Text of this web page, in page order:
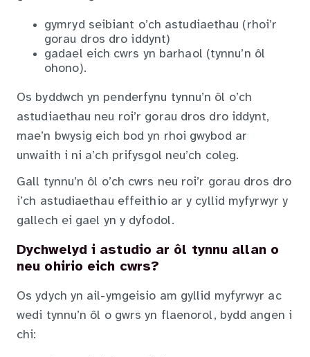
gymryd seibiant o’ch astudiaethau (rhoi’r
gorau dros dro iddynt)
gadael eich cwrs yn barhaol (tynnu’n ôl
ohono).
Os byddwch yn penderfynu tynnu’n ôl o’ch
astudiaethau neu roi’r gorau dros dro iddynt,
mae’n bwysig eich bod yn rhoi gwybod ar
unwaith i ni a’ch prifysgol neu’ch coleg.
Gall tynnu’n ôl o’ch cwrs neu roi’r gorau dros dro
i’ch astudiaethau effeithio ar y cyllid myfyrwyr y
gallech ei gael yn y dyfodol.
Dychwelyd i astudio ar ôl tynnu allan o
neu ohirio eich cwrs?
Os ydych yn ail-ymgeisio am gyllid myfyrwyr ac
wedi tynnu’n ôl o gwrs yn flaenorol, bydd angen i
chi: